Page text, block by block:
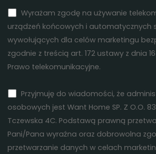
Wyrażam zgodę na używanie
urządzeń końcowych i automatycznych
wywołujących dla celów marketingu
zgodnie z treścią art. 172 ustawy z dnia
Prawo telekomunikacyjne.
Przyjmuję do wiadomości, że
osobowych jest Want Home SP. Z O.O. 83-
Tczewska 4C. Podstawą prawną
Pani/Pana wyraźna oraz dobrowolna
przetwarzanie danych w celach